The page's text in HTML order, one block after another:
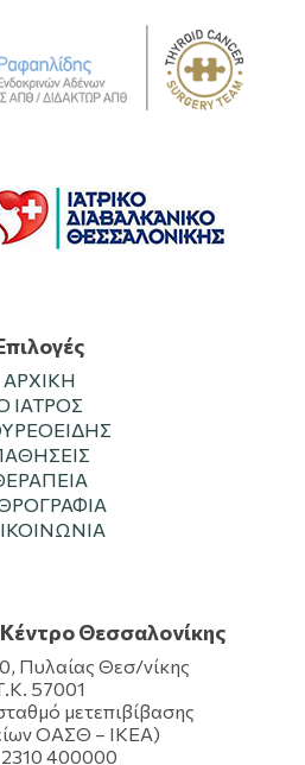
ΑΡΧΙΚΗ
ΙΑΤΡΟΣ
Θεσσαλονίκης
Πυλαίας Θεσ/νίκης
57001
μετεπιβίβασης
ΟΑΣΘ – ΙΚΕΑ)
400000